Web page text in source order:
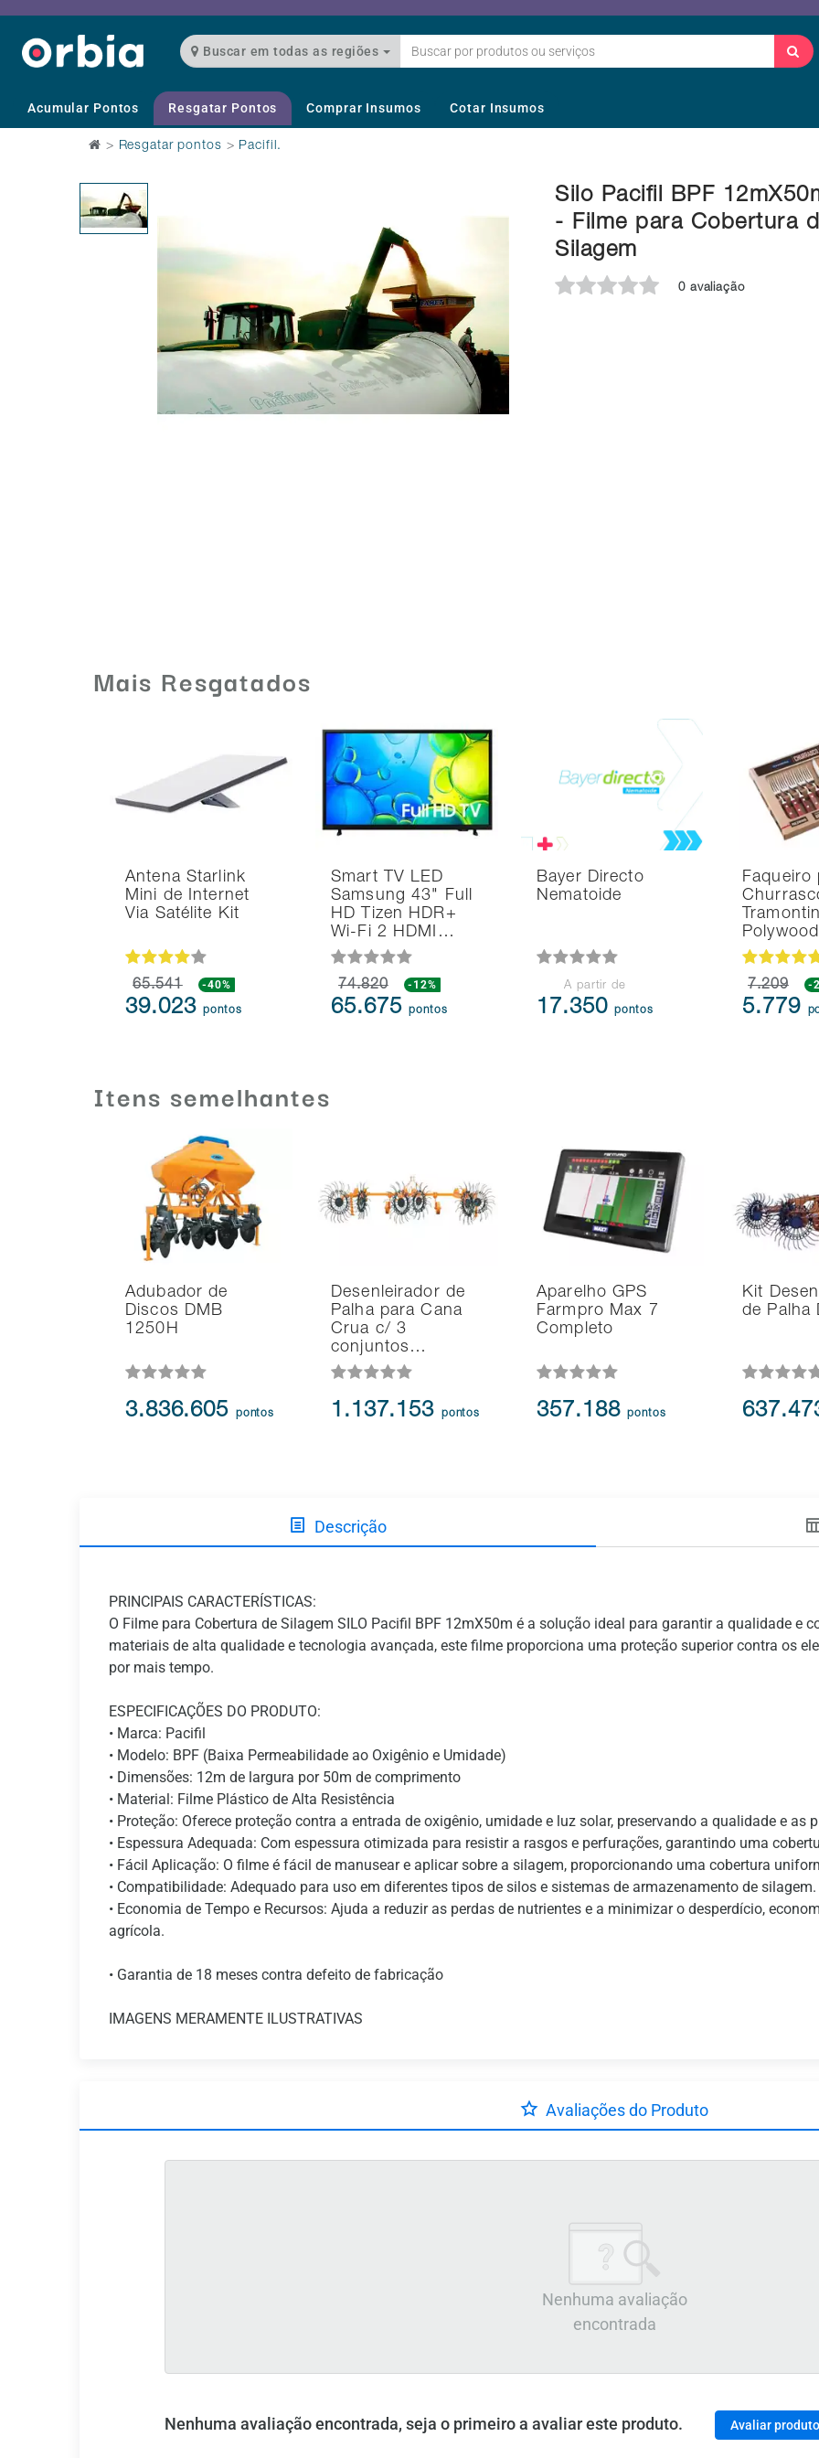
Buscar em todas as regiões
Acumular Pontos Resgatar Pontos Comprar Insumos Cotar Insumos
> Resgatar pontos > Pacifil.
Silo Pacifil BPF
- Filme para Cobertura
Silagem
0 avaliação
Mais Resgatados
Antena Starlink
Mini de Internet
Via Satélite Kit
65.541 -40%
39.023pontos
Smart TV LED
Samsung 43" Full
HD Tizen HDR+
Wi-Fi 2 HDMI…
74.820 -12%
65.675pontos
Bayer Directo
Nematoide
A partir de
17.350pontos
Faqueiro
7.209 -
5.779
Itens semelhantes
Adubador de
Discos DMB
1250H
3.836.605 pontos
Desenleirador de
Palha para Cana
Crua c/ 3
conjuntos…
1.137.153 pontos
Aparelho GPS
Farmpro Max 7
Completo
357.188pontos
Kit
de Palha
Descrição
PRINCIPAIS CARACTERÍSTICAS:
O Filme para Cobertura de Silagem SILO Pacifil BPF 12mX50m é a solução ideal para garantir a qualidade e
materiais de alta qualidade e tecnologia avançada, este filme proporciona uma proteção superior contra os
por mais tempo.
ESPECIFICAÇÕES DO PRODUTO:
• Marca: Pacifil
• Modelo: BPF (Baixa Permeabilidade ao Oxigênio e Umidade)
• Dimensões: 12m de largura por 50m de comprimento
• Material: Filme Plástico de Alta Resistência
• Proteção: Oferece proteção contra a entrada de oxigênio, umidade e luz solar, preservando a qualidade e
• Espessura Adequada: Com espessura otimizada para resistir a rasgos e perfurações, garantindo uma
• Fácil Aplicação: O filme é fácil de manusear e aplicar sobre a silagem, proporcionando uma cobertura
• Compatibilidade: Adequado para uso em diferentes tipos de silos e sistemas de armazenamento de silagem.
• Economia de Tempo e Recursos: Ajuda a reduzir as perdas de nutrientes e a minimizar o desperdício,
agrícola.
• Garantia de 18 meses contra defeito de fabricação
IMAGENS MERAMENTE ILUSTRATIVAS
Avaliações do Produto
Nenhuma avaliação
encontrada
Nenhuma avaliação encontrada, seja o primeiro a avaliar este produto. Avaliar produto